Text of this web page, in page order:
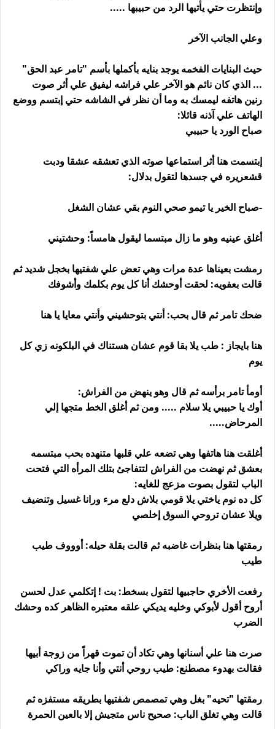
وإنتظرت حتي يأتيها الرد من حبيبها .....
وعلي الجانب الآخر
حيث البنايات الفخمه يوجد بنايه بأكملها بأسم "تامر عبد الحق"
... الذي كان نائم هو الآخر علي فراشه ليفيق علي أثر صوت
رنين هاتفه ليمسك به وما أن نظر في الشاشه حتي إبتسم ووضع
الهاتف علي آذنه قائلا:
صباح الورد يا حبيبي
إبتسمت هنا أثر استماعها صوته الذي تعشقه عشقا ودبت
قشعريره في جسدها لتقول بدلال:
-صباح الخير يا تيمو صحي النوم بقي عشان الشغل
أغلق عينيه وهو ما زال مبتسما ليقول هامساً: وحشتيني
رمشت بعيناها عدة مرات وهي تعض علي شفتيها بخجل شديد ثم
قالت بعفويه: لحقت أوحشك أنا كل يوم بكلمك وأشوفك
ضحك تامر ثم قال بحب: أنتي بتوحشيني وأنتي معايا يا هنا
هنا بايجاز : طب يلا بقا قوم عشان هستناك في البلكونه زي كل
يوم
أومأ تامر برأسه ثم قال وهو ينهض من الفراش:
أوك يا حبيبي يلا سلام ..... ومن ثم أغلق الخط متجها إلي
المرحاض.....
أغلقت هنا هاتفها وهي تضعه علي قلبها متنهده بحب مبتسمه
بعشق ثم نهضت من الفراش لتتفاجئ بتلك المرأه التي فتحت
الباب لتقول بصوت مزعج للغايه:
كل ده نوم ياختي يلا قومي بلاش دلع مرء ورانا غسيل وتنضيف
ويلا عشان تروحي السوق إخلصي
رمقتها هنا بنظرات غاضبه ثم قالت بقلة حيله: أوووف طيب
طيب
رفعت الأخري حاجبيها لتقول بسخط: بت ! إتكلمي عدل لحسن
أروح أقول لأبوكي وخليه يديكي علقه معتبره الظاهر كده وحشك
الضرب
صرت هنا علي أسنانها وهي تكاد أن تموت قهراً من زوجة أبيها
فقالت بهدوء مصطنع: طيب روحي أنتي وأنا جايه وراكي
رمقتها "تحيه" بغل وهي تمصمص شفتيها بطريقه مستفزه ثم
قالت وهي تغلق الباب: صحيح ناس متجيش إلا بالعين الحمرة